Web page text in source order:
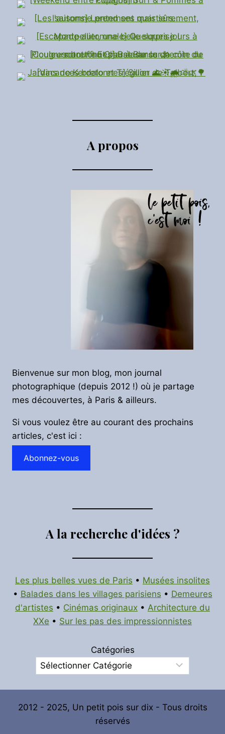
A propos
Bienvenue sur mon blog, mon journal
photographique (depuis 2012 !) où je partage
mes découvertes, à Paris & ailleurs.
Si vous voulez être au courant des prochains
articles, c'est ici :
Abonnez-vous
A la recherche d'idées ?
Les plus belles vues de Paris • Musées insolites
• Balades dans les villages parisiens • Demeures
d'artistes • Cinémas originaux • Architecture du
XXe • Sur les pas des impressionnistes
Catégories
2012 - 2025, Un petit pois sur dix - Tous droits
réservés